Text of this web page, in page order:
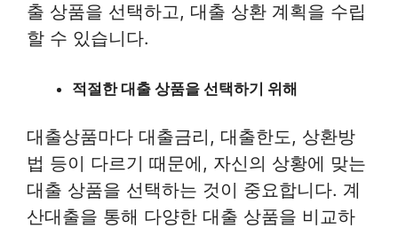
출 상품을 선택하고, 대출 상환 계획을 수립
할 수 있습니다.
적절한 대출 상품을 선택하기 위해
대출상품마다 대출금리, 대출한도, 상환방
법 등이 다르기 때문에, 자신의 상황에 맞는
대출 상품을 선택하는 것이 중요합니다. 계
산대출을 통해 다양한 대출 상품을 비교하